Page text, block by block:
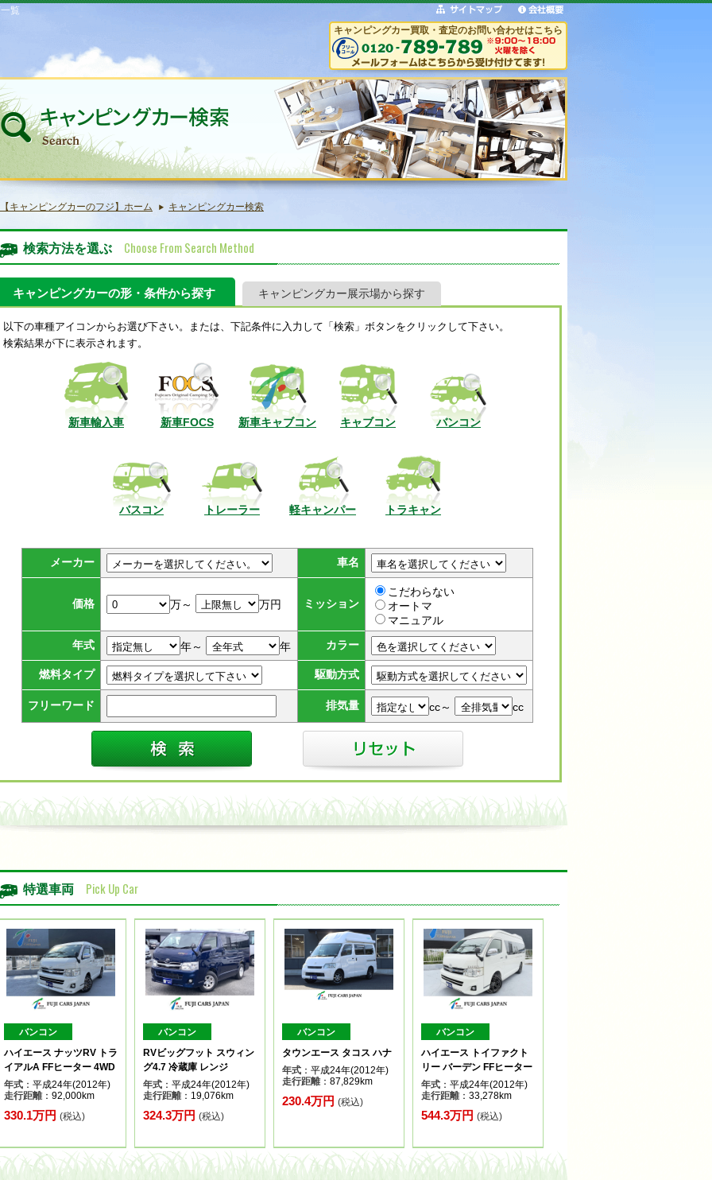
覧
キャンピングカー買取・査定のお問い合わせはこちら
【キャンピングカーのフジ】ホーム キャンピングカー検索
検索方法を選ぶ Choose From Search Method
キャンピングカーの形・条件から探す キャンピングカー展示場から探す
以下の車種アイコンからお選び下さい。または、下記条件に入力して「検索」ボタンをクリックして下さい。
検索結果が下に表示されます。
新車輸入車 新車FOCS 新車キャブコン キャブコン バンコン
バスコン トレーラー 軽キャンパー トラキャン
メーカー 車名
価格 万～ 万円 ミッション
こだわらない
オートマ
マニュアル
年式 年～ 年 カラー
燃料タイプ 駆動方式
フリーワード 排気量 cc～ cc
特選車両 Pick Up Car
バンコン
ハイエース ナッツRV トラ
イアルA FFヒーター 4WD
年式 ：平成24年(2012年)
走行距離：92,000km
330.1万円 (税込)
バンコン
RVビッグフット スウィン
グ4.7 冷蔵庫 レンジ
年式 ：平成24年(2012年)
走行距離：19,076km
324.3万円 (税込)
バンコン
タウンエース タコス ハナ
年式 ：平成24年(2012年)
走行距離：87,829km
230.4万円 (税込)
バンコン
ハイエース トイファクト
リー バーデン FFヒーター
年式 ：平成24年(2012年)
走行距離：33,278km
544.3万円 (税込)